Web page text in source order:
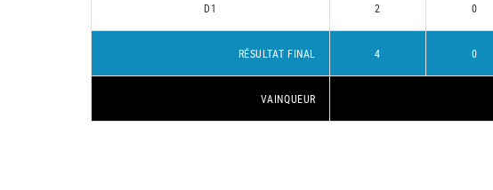
D1 2 0
RÉSULTAT FINAL 4 0
VAINQUEUR